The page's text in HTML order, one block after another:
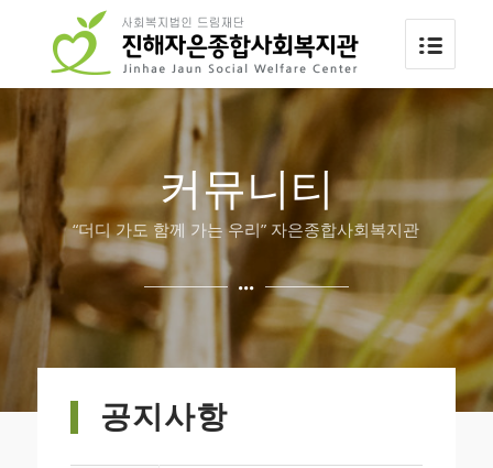
커뮤니티
“더디 가도 함께 가는 우리” 자은종합사회복지관
공지사항